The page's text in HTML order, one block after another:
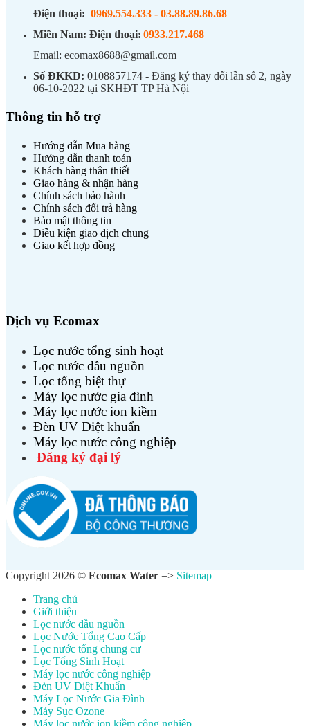
Điện thoại: 0969.554.333 - 03.88.89.86.68
Miền Nam: Điện thoại: 0933.217.468
Email: ecomax8688@gmail.com
Số ĐKKD: 0108857174 - Đăng ký thay đổi lần số 2, ngày
06-10-2022 tại SKHĐT TP Hà Nội
Thông tin hỗ trợ
Hướng dẫn Mua hàng
Hướng dẫn thanh toán
Khách hàng thân thiết
Giao hàng & nhận hàng
Chính sách bảo hành
Chính sách đổi trả hàng
Bảo mật thông tin
Điều kiện giao dịch chung
Giao kết hợp đồng
Dịch vụ Ecomax
Lọc nước tổng sinh hoạt
Lọc nước đầu nguồn
Lọc tổng biệt thự
Máy lọc nước gia đình
Máy lọc nước ion kiềm
Đèn UV Diệt khuẩn
Máy lọc nước công nghiệp
Đăng ký đại lý
Copyright 2026 © Ecomax Water => Sitemap
Trang chủ
Giới thiệu
Lọc nước đầu nguồn
Lọc Nước Tổng Cao Cấp
Lọc nước tổng chung cư
Lọc Tổng Sinh Hoạt
Máy lọc nước công nghiệp
Đèn UV Diệt Khuẩn
Máy Lọc Nước Gia Đình
Máy Sục Ozone
Máy lọc nước ion kiềm công nghiệp